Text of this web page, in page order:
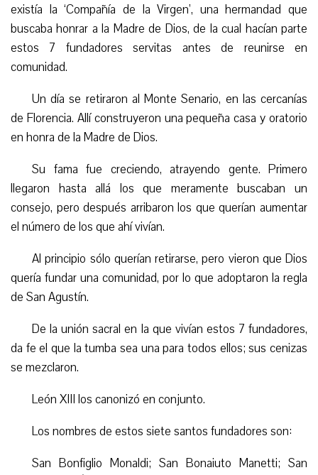
existía la ‘Compañía de la Virgen’, una hermandad que
buscaba honrar a la Madre de Dios, de la cual hacían parte
estos 7 fundadores servitas antes de reunirse en
comunidad.
Un día se retiraron al Monte Senario, en las cercanías
de Florencia. Allí construyeron una pequeña casa y oratorio
en honra de la Madre de Dios.
Su fama fue creciendo, atrayendo gente. Primero
llegaron hasta allá los que meramente buscaban un
consejo, pero después arribaron los que querían aumentar
el número de los que ahí vivían.
Al principio sólo querían retirarse, pero vieron que Dios
quería fundar una comunidad, por lo que adoptaron la regla
de San Agustín.
De la uniónsacralen la que vivían estos 7 fundadores,
da fe el que la tumba sea una para todos ellos; sus cenizas
se mezclaron.
León XIII los canonizó en conjunto.
Los nombres de estos siete santos fundadores son:
San Bonfiglio Monaldi; San Bonaiuto Manetti; San